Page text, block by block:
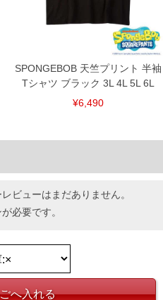
SPONGEBOB 天竺プリント 半袖
Tシャツ ブラック 3L 4L 5L 6L
¥6,490
ビューはまだありません。
が必要です。